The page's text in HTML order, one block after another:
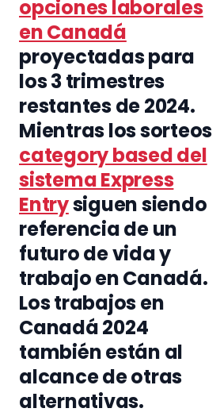
opciones laborales
en Canadá
proyectadas para
los 3 trimestres
restantes de 2024.
Mientras los sorteos
category based del
sistema Express
Entrysiguen siendo
referencia de un
futuro de vida y
trabajo en Canadá.
Los trabajos en
Canadá 2024
también están al
alcance de otras
alternativas.